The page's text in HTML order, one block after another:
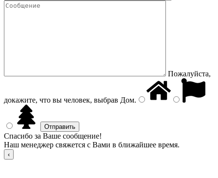
Пожалуйста,
докажите, что вы человек, выбрав Дом.
Спасибо за Ваше сообщение!
Наш менеджер свяжется с Вами в ближайшее время.